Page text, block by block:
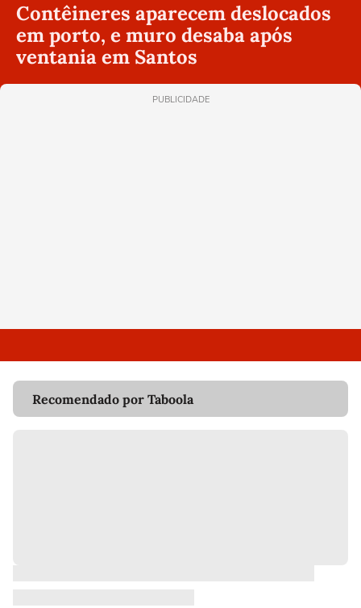
Contêineres aparecem deslocados
em porto, e muro desaba após
ventania em Santos
PUBLICIDADE
Recomendado por Taboola